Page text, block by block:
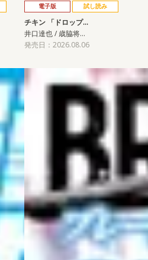
電子版 試し読み
チキン 「ドロップ…
井口達也 / 歳脇将…
発売日：2026.08.06